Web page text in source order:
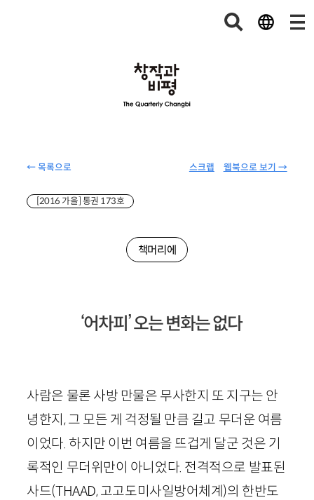
← 목록으로 웹북으로 보기 →
스크랩
[2016 가을] 통권 173호
책머리에
‘어차피’ 오는 변화는 없다
사람은 물론 사방 만물은 무사한지 또 지구는 안
녕한지, 그 모든 게 걱정될 만큼 길고 무더운 여름
이었다. 하지만 이번 여름을 뜨겁게 달군 것은 기
록적인 무더위만이 아니었다. 전격적으로 발표된
사드(THAAD, 고고도미사일방어체계)의 한반도